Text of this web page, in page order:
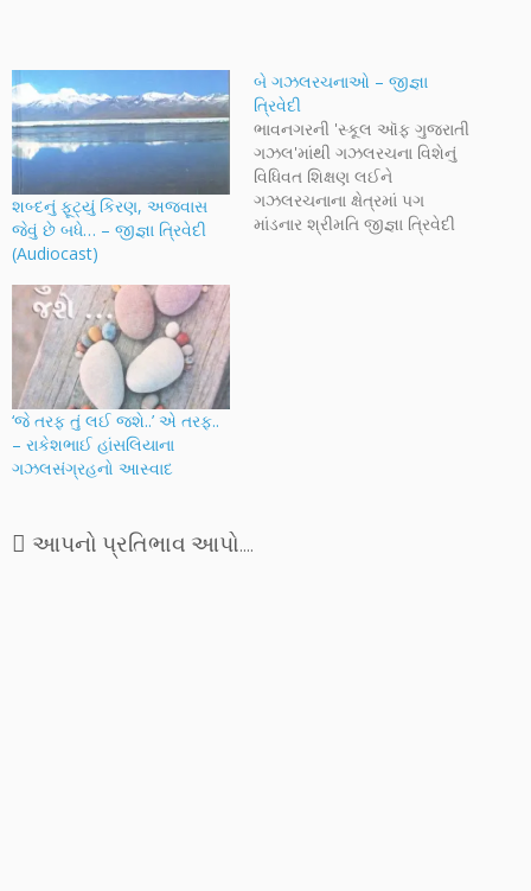
શબ્દનું ફૂટ્યું કિરણ, અજવાસ
જેવું છે બધે… – જીજ્ઞા ત્રિવેદી
(Audiocast)
બે ગઝલરચનાઓ – જીજ્ઞા
ત્રિવેદી
ભાવનગરની 'સ્કૂલ ઑફ ગુજરાતી
ગઝલ'માંથી ગઝલરચના વિશેનું
વિધિવત શિક્ષણ લઈને
ગઝલરચનાના ક્ષેત્રમાં પગ
માંડનાર શ્રીમતિ જીજ્ઞા ત્રિવેદી
‘જે તરફ તું લઈ જશે..’ એ તરફ..
– રાકેશભાઈ હાંસલિયાના
ગઝલસંગ્રહનો આસ્વાદ
આપનો પ્રતિભાવ આપો....